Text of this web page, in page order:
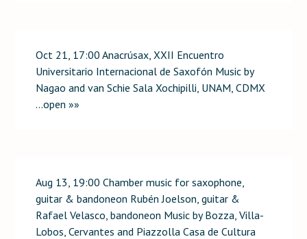
Oct 21, 17:00 Anacrúsax, XXII Encuentro
Universitario Internacional de Saxofón Music by
Nagao and van Schie Sala Xochipilli, UNAM, CDMX
…open »»
Aug 13, 19:00 Chamber music for saxophone,
guitar & bandoneon Rubén Joelson, guitar &
Rafael Velasco, bandoneon Music by Bozza, Villa-
Lobos, Cervantes and Piazzolla Casa de Cultura